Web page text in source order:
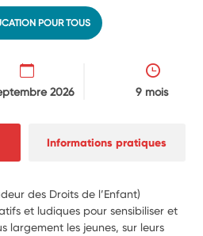
POUR TOUS
2026 9 mois
Informations pratiques
des Droits de l’Enfant)
et ludiques pour sensibiliser et
largement les jeunes, sur leurs